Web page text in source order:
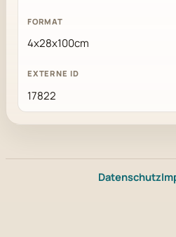
4x28x100cm
17822
Datenschutz